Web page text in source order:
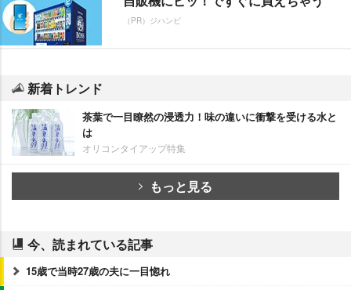
（PR）ジハンピ
新着トレンド
茶葉で一目瞭然の浸透力！味の違いに衝撃を受ける水と
は
オリコンタイアップ特集
もっと見る
今、読まれている記事
15歳で当時27歳の夫に一目惚れ